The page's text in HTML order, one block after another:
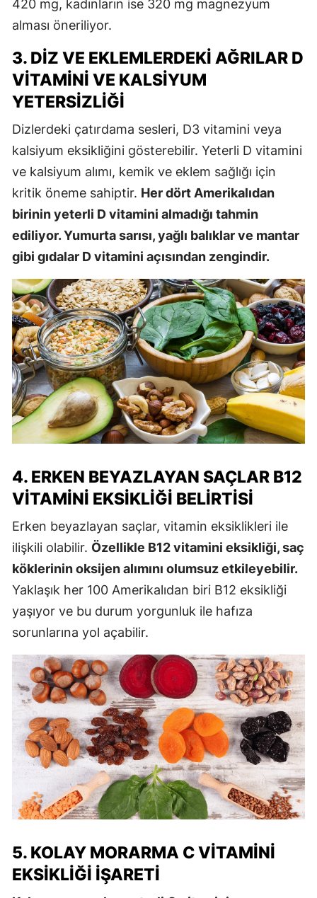
420 mg, kadınların ise 320 mg magnezyum
alması öneriliyor.
3. DIZ VE EKLEMLERDEKI AĞRILAR D
VITAMINI VE KALSIYUM
YETERSIZLIĞI
Dizlerdeki çatırdama sesleri, D3 vitamini veya
kalsiyum eksikliğini gösterebilir. Yeterli D vitamini
ve kalsiyum alımı, kemik ve eklem sağlığı için
kritik öneme sahiptir. Her dört Amerikalıdan
birinin yeterli D vitamini almadığı tahmin
ediliyor. Yumurta sarısı, yağlı balıklar ve mantar
gibi gıdalar D vitamini açısından zengindir.
4. ERKEN BEYAZLAYAN SAÇLAR B12
VITAMINI EKSIKLIĞI BELIRTISI
Erken beyazlayan saçlar, vitamin eksiklikleri ile
ilişkili olabilir. Özellikle B12 vitamini eksikliği, saç
köklerinin oksijen alımını olumsuz etkileyebilir.
Yaklaşık her 100 Amerikalıdan biri B12 eksikliği
yaşıyor ve bu durum yorgunluk ile hafıza
sorunlarına yol açabilir.
5. KOLAY MORARMA C VITAMINI
EKSIKLIĞI İŞARETI